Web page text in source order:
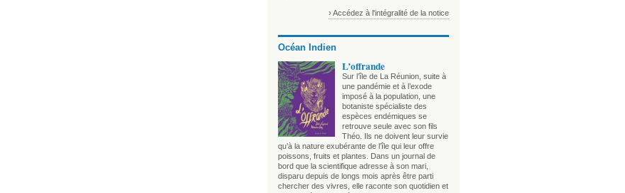
› Accédez à l'intégralité de la notice
Océan Indien
L’offrande
Sur l’île de La Réunion, suite à
une pandémie et à l’exode
imposé à la population, une
botaniste spécialiste des
espèces endémiques se
retrouve seule avec son fils
Théo. Ils ne doivent leur survie
qu’à la nature exubérante de l’île qui leur offre
poissons, fruits et plantes. Dans un journal de
bord que la scientifique adresse à son mari,
disparu depuis de longs mois après être parti
chercher des vivres, elle raconte son quotidien et